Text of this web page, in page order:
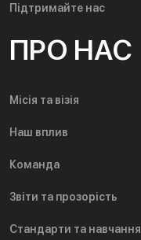
Підтримайте нас
ПРО НАС
Місія та візія
Наш вплив
Команда
Звіти та прозорість
Стандарти та навчання